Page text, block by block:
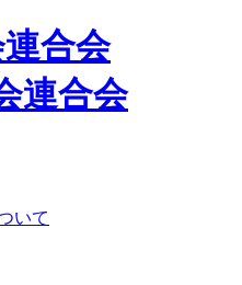
合会
いて